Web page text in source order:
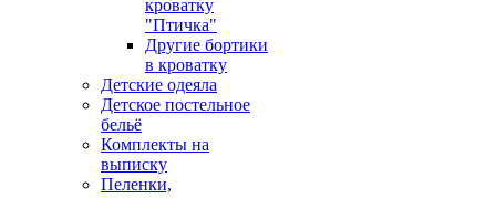
кроватку
"Птичка"
Другие бортики
в кроватку
Детские одеяла
Детское постельное
бельё
Комплекты на
выписку
Пеленки,